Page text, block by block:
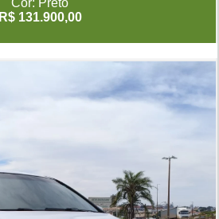
Cor: Preto
R$ 131.900,00